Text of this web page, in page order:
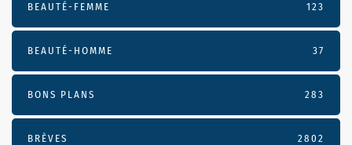
BEAUTÉ-FEMME 123
BEAUTÉ-HOMME 37
BONS PLANS 283
BRÈVES 2802